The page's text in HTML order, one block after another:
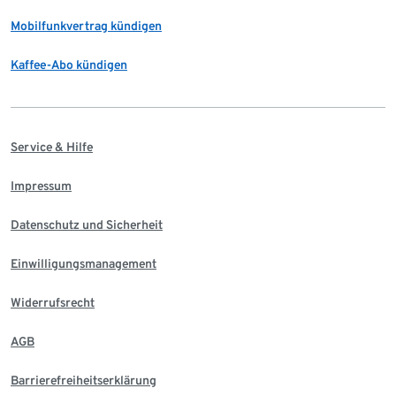
Mobilfunkvertrag kündigen
Kaffee-Abo kündigen
Service & Hilfe
Impressum
Datenschutz und Sicherheit
Einwilligungsmanagement
Widerrufsrecht
AGB
Barrierefreiheitserklärung